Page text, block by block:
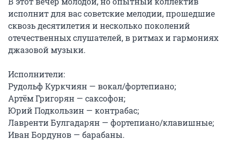
исполнит для вас советские мелодии, прошедшие
сквозь десятилетия и несколько поколений
отечественных слушателей, в ритмах и гармониях
джазовой музыки.
Исполнители:
Рудольф Куркчиян — вокал/фортепиано;
Артём Григорян — саксофон;
Юрий Подкользин — контрабас;
Лавренти Булгадарян — фортепиано/клавишные;
Иван Бордунов — барабаны.